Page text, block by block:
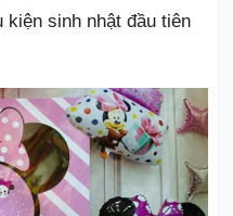
kiện sinh nhật đầu tiên